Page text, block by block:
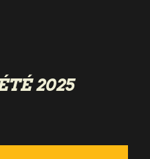
2025